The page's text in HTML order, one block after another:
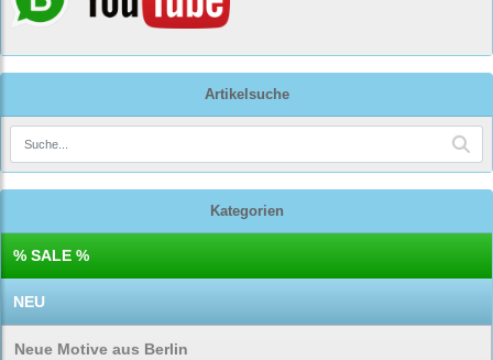
Artikelsuche
Kategorien
% SALE %
NEU
Neue Motive aus Berlin